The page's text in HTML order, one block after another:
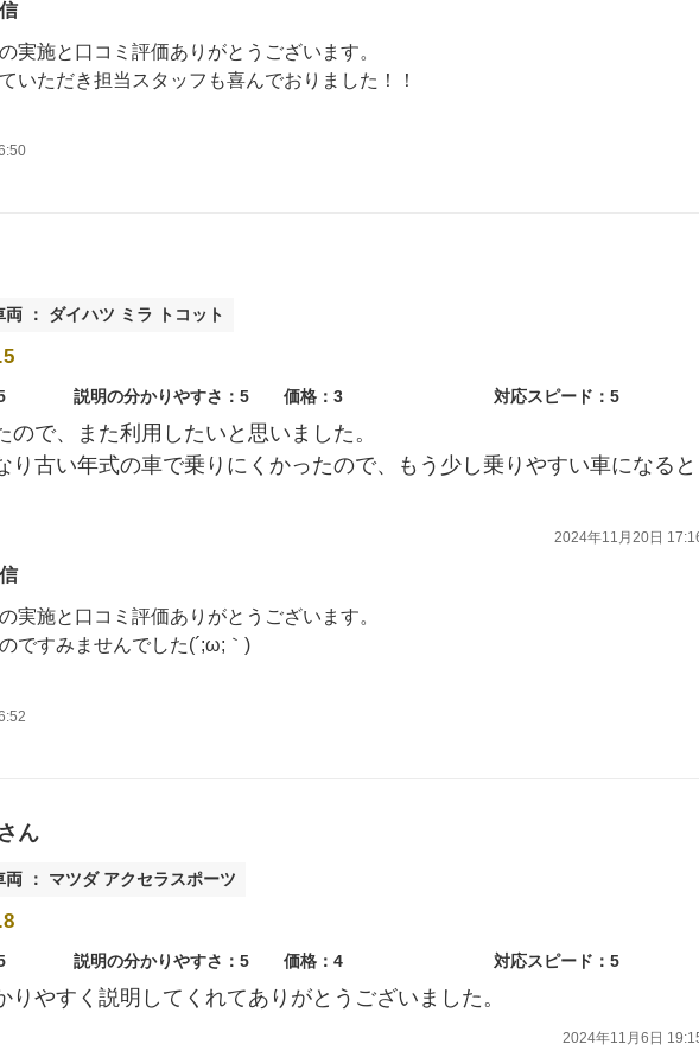
実施と口コミ評価ありがとうございます。
いただき担当スタッフも喜んでおりました！！
いことがあれば何でもご相談ください！
： ダイハツ ミラ トコット
説明の分かりやすさ：5 価格：3 対応スピード：5
ので、また利用したいと思いました。
り古い年式の車で乗りにくかったので、もう少し乗りやすい車になると
2024年11月20日
実施と口コミ評価ありがとうございます。
ですみませんでした(´;ω;｀)
派な代車をご用意いたしますので何卒宜しくお願い致します。
ん
： マツダ アクセラスポーツ
説明の分かりやすさ：5 価格：4 対応スピード：5
りやすく説明してくれてありがとうございました。
2024年11月6日